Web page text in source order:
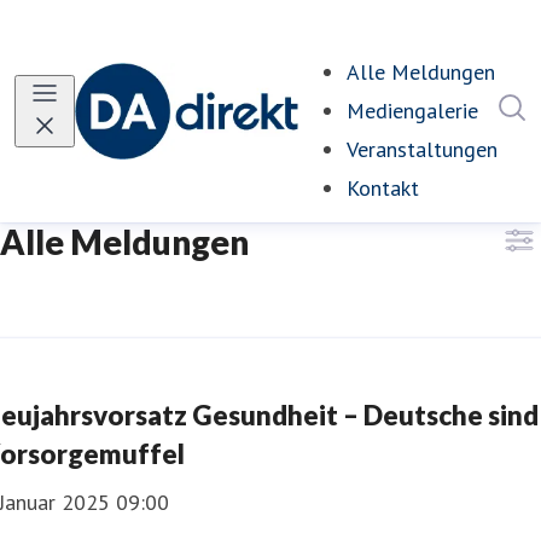
Alle Meldungen
Mediengalerie
Veranstaltungen
Kontakt
Alle Meldungen
Gesundheit – Deutsche sind
2025 09:00